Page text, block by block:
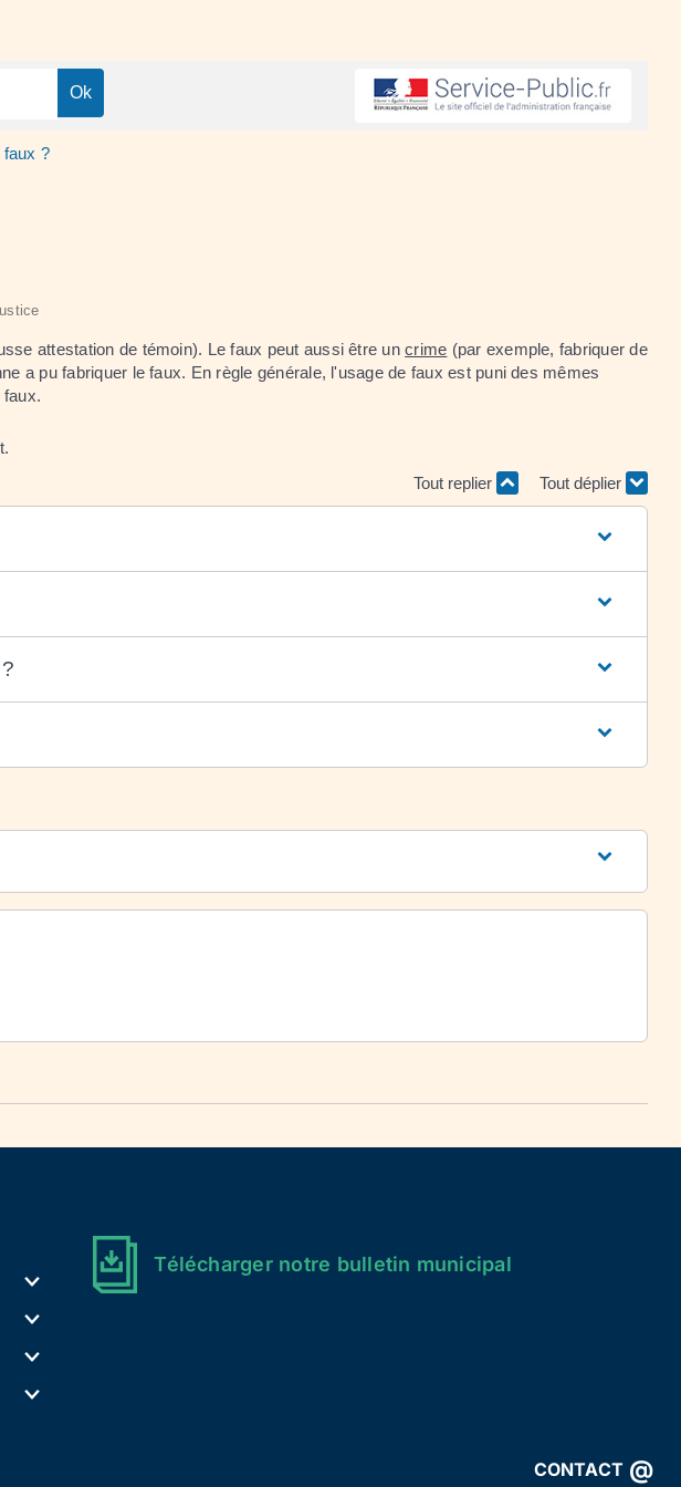
CONTACT @
faux ?
attestation de témoin). Le faux peut aussi être uncrime (par exemple, fabriquer de
a pu fabriquer le faux. En règle générale, l'usage de faux est puni des mêmes
Tout replier
Tout déplier
Télécharger notre bulletin municipal